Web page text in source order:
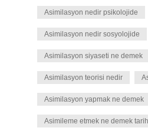
Asimilasyon nedir psikolojide
Asimilasyon nedir sosyolojide
Asimilasyon siyaseti ne demek
Asimilasyon teorisi nedir
Asimilasyon yapmak ne demek
Asimileme etmek ne demek